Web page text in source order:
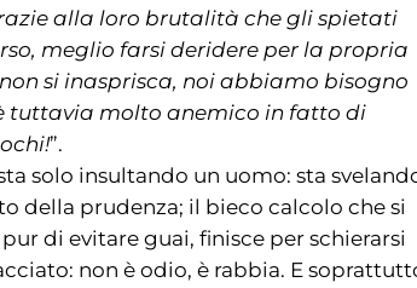
alla loro brutalità che gli spietati
meglio farsi deridere per la propria
si inasprisca, noi abbiamo bisogno
tuttavia molto anemico in fatto di
”.
solo insultando un uomo: sta
della prudenza; il bieco calcolo che si
di evitare guai, finisce per schierarsi
non è odio, è rabbia. E